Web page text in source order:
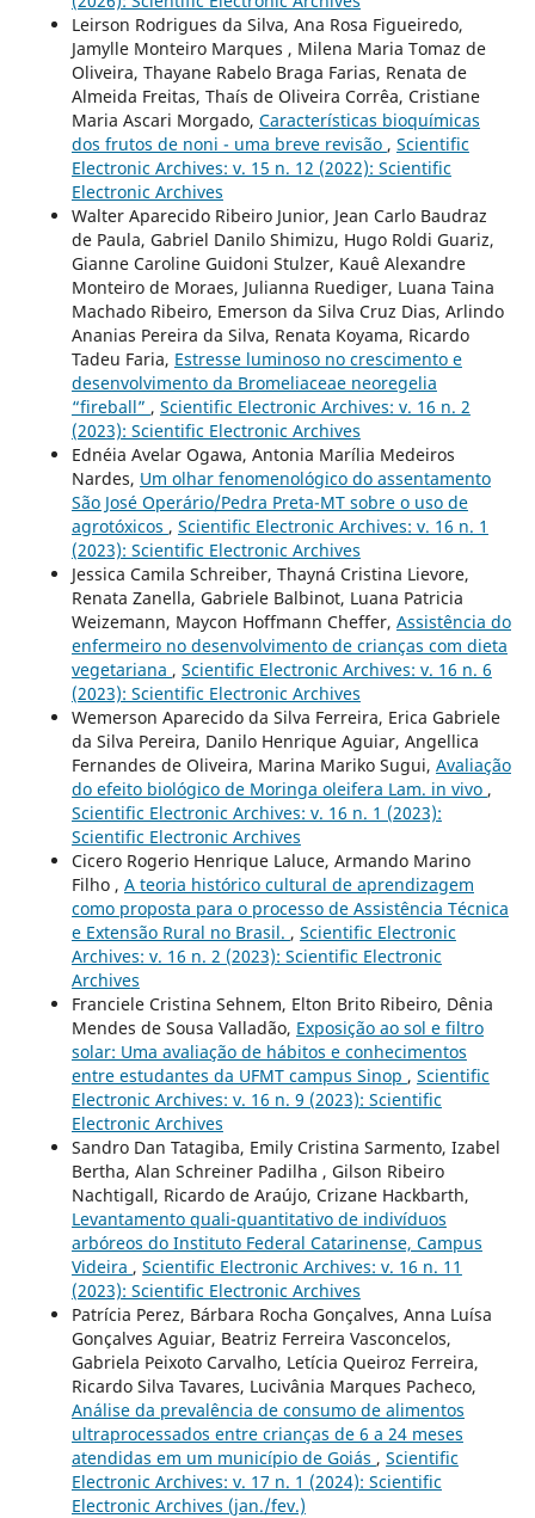
Leirson Rodrigues da Silva, Ana Rosa Figueiredo,
Jamylle Monteiro Marques , Milena Maria Tomaz de
Oliveira, Thayane Rabelo Braga Farias, Renata de
Almeida Freitas, Thaís de Oliveira Corrêa, Cristiane
Maria Ascari Morgado, Características bioquímicas
dos frutos de noni - uma breve revisão , Scientific
Electronic Archives: v. 15 n. 12 (2022): Scientific
Electronic Archives
Walter Aparecido Ribeiro Junior, Jean Carlo Baudraz
de Paula, Gabriel Danilo Shimizu, Hugo Roldi Guariz,
Gianne Caroline Guidoni Stulzer, Kauê Alexandre
Monteiro de Moraes, Julianna Ruediger, Luana Taina
Machado Ribeiro, Emerson da Silva Cruz Dias, Arlindo
Ananias Pereira da Silva, Renata Koyama, Ricardo
Tadeu Faria, Estresse luminoso no crescimento e
desenvolvimento da Bromeliaceae neoregelia
“fireball” , Scientific Electronic Archives: v. 16 n. 2
(2023): Scientific Electronic Archives
Ednéia Avelar Ogawa, Antonia Marília Medeiros
Nardes, Um olhar fenomenológico do assentamento
São José Operário/Pedra Preta-MT sobre o uso de
agrotóxicos , Scientific Electronic Archives: v. 16 n. 1
(2023): Scientific Electronic Archives
Jessica Camila Schreiber, Thayná Cristina Lievore,
Renata Zanella, Gabriele Balbinot, Luana Patricia
Weizemann, Maycon Hoffmann Cheffer, Assistência do
enfermeiro no desenvolvimento de crianças com dieta
vegetariana , Scientific Electronic Archives: v. 16 n. 6
(2023): Scientific Electronic Archives
Wemerson Aparecido da Silva Ferreira, Erica Gabriele
da Silva Pereira, Danilo Henrique Aguiar, Angellica
Fernandes de Oliveira, Marina Mariko Sugui, Avaliação
do efeito biológico de Moringa oleifera Lam. in vivo ,
Scientific Electronic Archives: v. 16 n. 1 (2023):
Scientific Electronic Archives
Cicero Rogerio Henrique Laluce, Armando Marino
Filho , A teoria histórico cultural de aprendizagem
como proposta para o processo de Assistência Técnica
e Extensão Rural no Brasil. , Scientific Electronic
Archives: v. 16 n. 2 (2023): Scientific Electronic
Archives
Franciele Cristina Sehnem, Elton Brito Ribeiro, Dênia
Mendes de Sousa Valladão, Exposição ao sol e filtro
solar: Uma avaliação de hábitos e conhecimentos
entre estudantes da UFMT campus Sinop , Scientific
Electronic Archives: v. 16 n. 9 (2023): Scientific
Electronic Archives
Sandro Dan Tatagiba, Emily Cristina Sarmento, Izabel
Bertha, Alan Schreiner Padilha , Gilson Ribeiro
Nachtigall, Ricardo de Araújo, Crizane Hackbarth,
Levantamento quali-quantitativo de indivíduos
arbóreos do Instituto Federal Catarinense, Campus
Videira , Scientific Electronic Archives: v. 16 n. 11
(2023): Scientific Electronic Archives
Patrícia Perez, Bárbara Rocha Gonçalves, Anna Luísa
Gonçalves Aguiar, Beatriz Ferreira Vasconcelos,
Gabriela Peixoto Carvalho, Letícia Queiroz Ferreira,
Ricardo Silva Tavares, Lucivânia Marques Pacheco,
Análise da prevalência de consumo de alimentos
ultraprocessados entre crianças de 6 a 24 meses
atendidas em um município de Goiás , Scientific
Electronic Archives: v. 17 n. 1 (2024): Scientific
Electronic Archives (jan./fev.)